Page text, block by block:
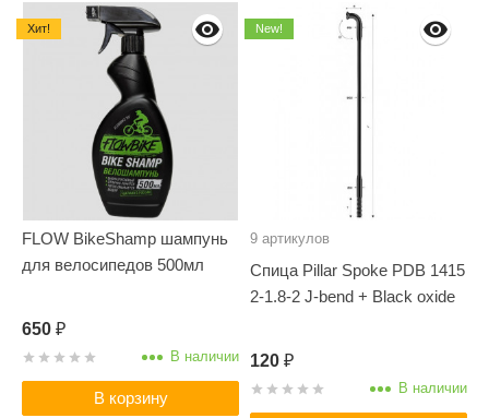
FLOW BikeShamp шампунь
для велосипедов 500мл
650 ₽
В наличии
В корзину
Хит!
9 артикулов
Спица Pillar Spoke PDB 1415
2-1.8-2 J-bend + Black oxide
120 ₽
В наличии
New!